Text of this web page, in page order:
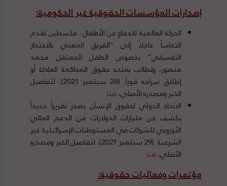
إصدارات المؤسسات الحقوقية غير الحكومية:
الحركة العالمية للدفاع عن الأطفال- فلسطين تقدم
التماساً عاجلاً إلى “الفريق المعني بالاحتجاز
التعسفي” بخصوص الطفل المعتقل محمد
منصور، وتطالب بمنحه حقوق المحاكمة العادلة أو
إطلاق سراحه فوراً. (28 سبتمبر 2021). لتفاصيل
الخبر ومصدره الأصلي،هنا
الاتحاد الدولي لحقوق الإنسان يصدر تقريراً جديداً
يكشف عن مليارات الدولارات من الدعم المالي
الأوروبي للشركات في المستوطنات الإسرائيلية غير
الشرعية. (29 سبتمبر 2021). لتفاصيل الخبر ومصدره
الأصلي،هنا
مؤتمرات وفعاليات حقوقية: